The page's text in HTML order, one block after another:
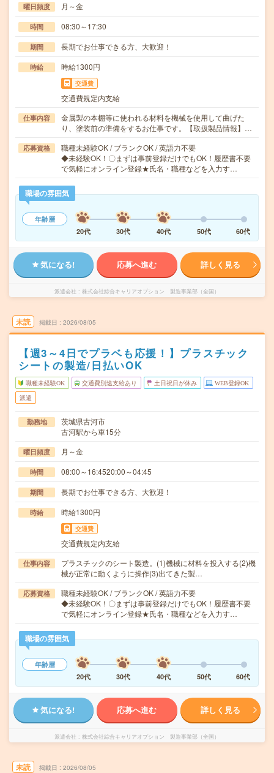
曜日頻度 月～金
時間 08:30～17:30
期間 長期でお仕事できる方、大歓迎！
時給 時給1300円
交通費
交通費規定内支給
仕事内容
金属製の本棚等に使われる材料を機械を使用して曲げた
り、塗装前の準備をするお仕事です。【取扱製品情報】…
応募資格
職種未経験OK / ブランクOK / 英語力不要
◆未経験OK！〇まずは事前登録だけでもOK！履歴書不要
で気軽にオンライン登録★氏名・職種などを入力す…
職場の雰囲気
年齢層
20代
30代 40代 50代 60代
気になる! 応募へ進む 詳しく見る
派遣会社 株式会社綜合キャリアオプション 製造事業部（全国）
未読 掲載日 2026/08/05
【週3～4日でプラベも応援！】プラスチック
シートの製造/日払いOK
職種未経験OK 交通費別途支給あり 土日祝日が休み WEB登録OK
派遣
勤務地
茨城県古河市
古河駅から車15分
曜日頻度 月～金
時間 08:00～16:4520:00～04:45
期間 長期でお仕事できる方、大歓迎！
時給 時給1300円
交通費
交通費規定内支給
仕事内容
プラスチックのシート製造。(1)機械に材料を投入する(2)機
械が正常に動くように操作(3)出てきた製…
応募資格
職種未経験OK / ブランクOK / 英語力不要
◆未経験OK！〇まずは事前登録だけでもOK！履歴書不要
で気軽にオンライン登録★氏名・職種などを入力す…
職場の雰囲気
年齢層
20代
30代 40代 50代 60代
気になる! 応募へ進む 詳しく見る
派遣会社 株式会社綜合キャリアオプション 製造事業部（全国）
未読 掲載日 2026/08/05